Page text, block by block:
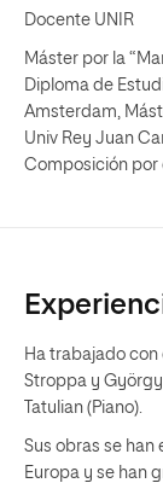
Docente UNIR
Máster por la
Diploma de
Amsterdam,
Univ Rey Juan
Composición por
Ha trabajado
Stroppa y
Tatulian (Piano).
Sus obras se han
Europa y se han